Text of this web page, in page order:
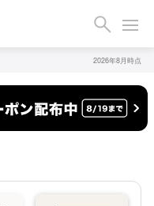
2026年8月時点